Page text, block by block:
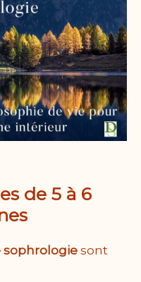
de 5 à 6
sophrologiesont